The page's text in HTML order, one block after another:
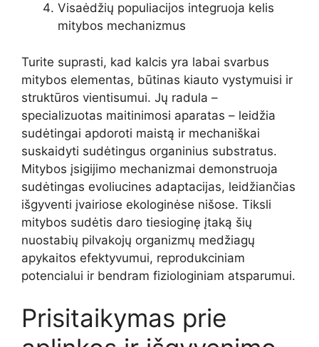
Visaėdžių populiacijos integruoja kelis
mitybos mechanizmus
Turite suprasti, kad kalcis yra labai svarbus
mitybos elementas, būtinas kiauto vystymuisi ir
struktūros vientisumui. Jų radula –
specializuotas maitinimosi aparatas – leidžia
sudėtingai apdoroti maistą ir mechaniškai
suskaidyti sudėtingus organinius substratus.
Mitybos įsigijimo mechanizmai demonstruoja
sudėtingas evoliucines adaptacijas, leidžiančias
išgyventi įvairiose ekologinėse nišose. Tiksli
mitybos sudėtis daro tiesioginę įtaką šių
nuostabių pilvakojų organizmų medžiagų
apykaitos efektyvumui, reprodukciniam
potencialui ir bendram fiziologiniam atsparumui.
Prisitaikymas prie